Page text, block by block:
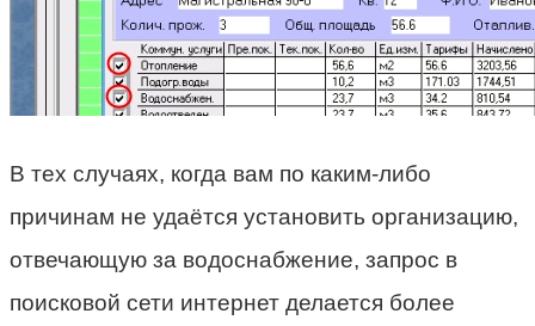
В тех случаях, когда вам по каким-либо
причинам не удаётся установить организацию,
отвечающую за водоснабжение, запрос в
поисковой сети интернет делается более